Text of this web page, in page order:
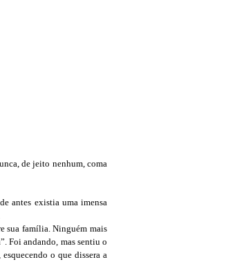
de jeito nenhum, coma
antes existia uma imensa
sua família. Ninguém mais
Foi andando, mas sentiu o
o que dissera a